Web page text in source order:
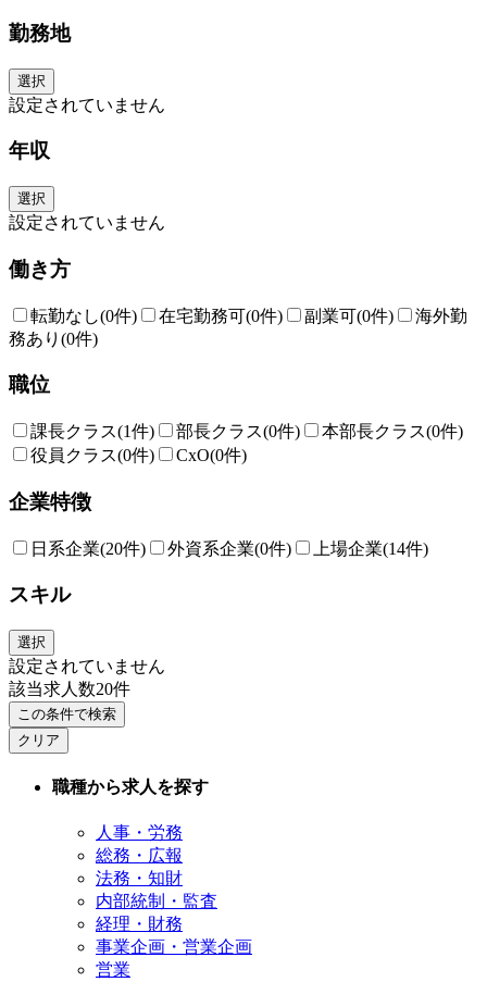
社会インフラには欠かせない存在であり、国立競技場やスカイツリーな
ど、国のビッグプロジェクトにも採用実績があります。
勤務地
選択
設定されていません
年収
選択
設定されていません
働き方
転勤なし(0件) 在宅勤務可(0件) 副業可(0件)
海外勤
務あり (0件)
職位
課長クラス(1件) 部長クラス(0件) 本部長クラス(0件)
役員クラス(0件) CxO(0件)
企業特徴
日系企業(20件) 外資系企業(0件) 上場企業(14件)
スキル
選択
設定されていません
該当求人数20件
この条件で検索
クリア
職種から求人を探す
人事・労務
総務・広報
法務・知財
内部統制・監査
経理・財務
事業企画・営業企画
営業